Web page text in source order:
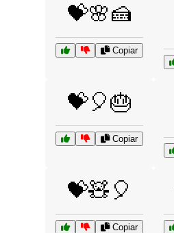
💝🌸🍰
Copiar
💝🎈🎂
Copiar
💝🧸🎈
Copiar